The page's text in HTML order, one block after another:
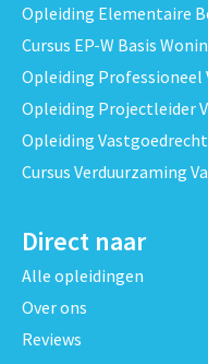
Opleiding Elementaire
Cursus EP-W Basis
Opleiding Professioneel
Opleiding Projectleider
Opleiding
Cursus Verduurzaming
Direct naar
Alle opleidingen
Over ons
Reviews